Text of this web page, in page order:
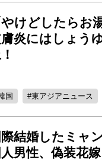
やけどしたらお
膚炎にはしょう
国 東アジアニュース
際結婚したミャ
人男性、偽装花